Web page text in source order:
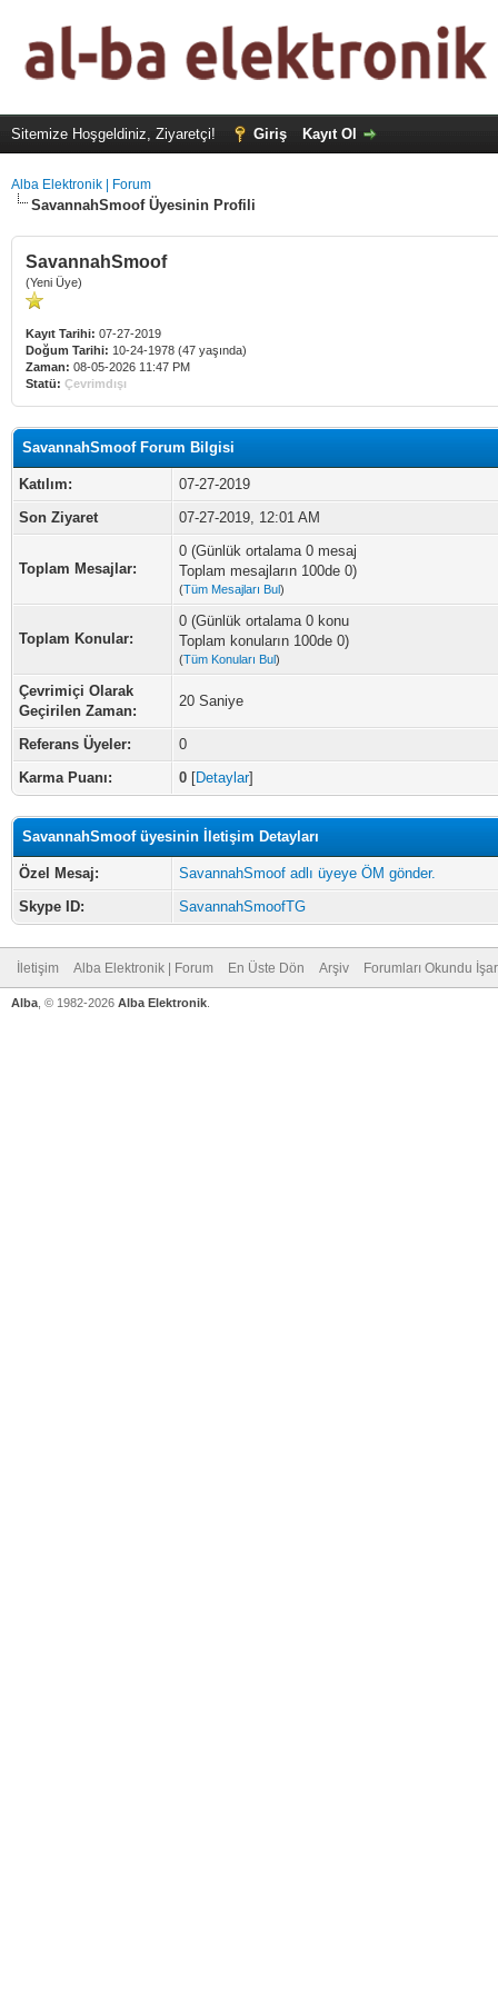
Sitemize Hoşgeldiniz, Ziyaretçi! Giriş Kayıt Ol
Alba Elektronik | Forum
SavannahSmoof Üyesinin Profili
SavannahSmoof
(Yeni Üye)
Kayıt Tarihi: 07-27-2019
Doğum Tarihi: 10-24-1978 (47 yaşında)
Zaman: 08-05-2026 11:47 PM
Statü: Çevrimdışı
SavannahSmoof Forum Bilgisi
Katılım:
07-27-2019
Son Ziyaret
07-27-2019, 12:01 AM
Toplam Mesajlar:
0 (Günlük ortalama 0 mesaj
Toplam mesajların 100de 0)
(Tüm Mesajları Bul)
Toplam Konular:
0 (Günlük ortalama 0 konu
Toplam konuların 100de 0)
(Tüm Konuları Bul)
Çevrimiçi Olarak
Geçirilen Zaman:
20 Saniye
Referans Üyeler:
0
Karma Puanı:
0 [Detaylar]
SavannahSmoof üyesinin İletişim Detayları
Özel Mesaj:
SavannahSmoof adlı üyeye ÖM gönder.
Skype ID:
SavannahSmoofTG
İletişim Alba Elektronik | Forum En Üste Dön Arşiv Forumları Okundu
Alba , © 1982-2026 Alba Elektronik